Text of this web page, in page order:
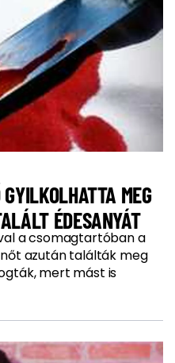
MEG
ÉDESANYÁT
a csomagtartóban a
azután találták meg
mert mást is